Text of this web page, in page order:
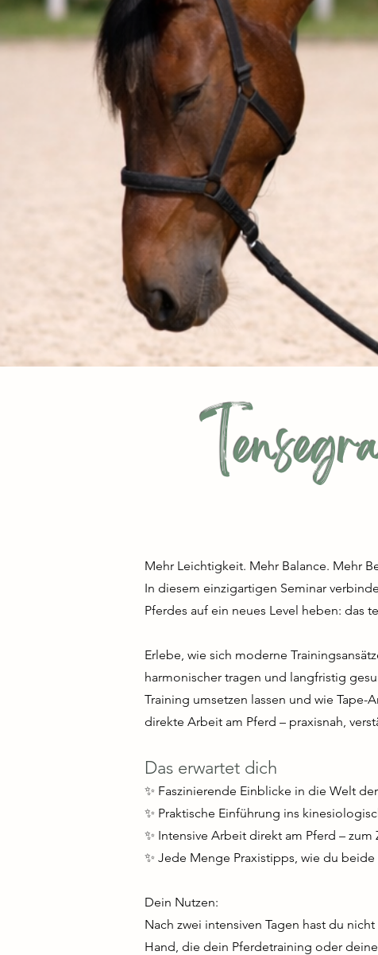
Mehr Leichtigkeit. Mehr Balance. Mehr
In diesem einzigartigen Seminar
Pferdes auf ein neues Level heben: das
Erlebe, wie sich moderne
harmonischer tragen und langfristig
Training umsetzen lassen und wie
direkte Arbeit am Pferd – praxisnah,
Das erwartet dich
✨ Faszinierende Einblicke in die Welt
✨ Praktische Einführung ins
✨ Intensive Arbeit direkt am Pferd –
✨ Jede Menge Praxistipps, wie du
Dein Nutzen:
Nach zwei intensiven Tagen hast du
Hand, die dein Pferdetraining oder